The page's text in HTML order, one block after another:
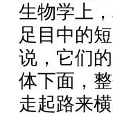
生物学上
足目中的
说，它们
体下面，
走起路来